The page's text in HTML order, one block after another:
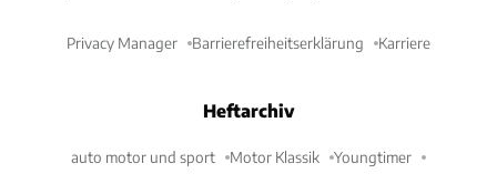
Privacy Manager Barrierefreiheitserklärung Karriere
Heftarchiv
auto motor und sport Motor Klassik Youngtimer